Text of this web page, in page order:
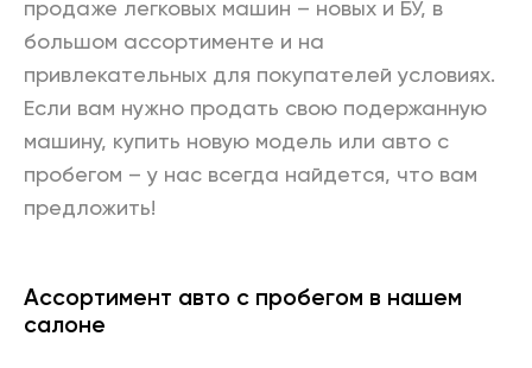
продаже легковых машин – новых и БУ, в
большом ассортименте и на
привлекательных для покупателей условиях.
Если вам нужно продать свою подержанную
машину, купить новую модель или авто с
пробегом – у нас всегда найдется, что вам
предложить!
Ассортимент авто с пробегом в нашем
салоне